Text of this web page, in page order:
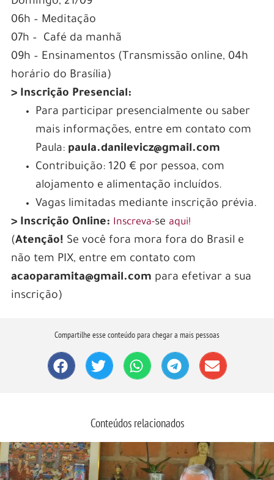
06h – Meditação
07h – Café da manhã
09h – Ensinamentos (Transmissão online, 04h
horário do Brasília)
> Inscrição Presencial:
Para participar presencialmente ou saber
mais informações, entre em contato com
Paula: paula.danilevicz@gmail.com
Contribuição: 120 € por pessoa, com
alojamento e alimentação incluídos.
Vagas limitadas mediante inscrição prévia.
> Inscrição Online: Inscreva-se aqui!
(Atenção! Se você fora mora fora do Brasil e
não tem PIX, entre em contato com
acaoparamita@gmail.com para efetivar a sua
inscrição)
Compartilhe esse conteúdo para chegar a mais pessoas
Conteúdos relacionados